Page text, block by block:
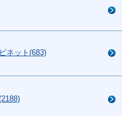
ネット(683)